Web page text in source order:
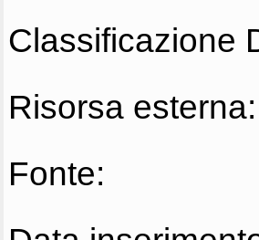
Classificazione
Risorsa esterna:
Fonte: